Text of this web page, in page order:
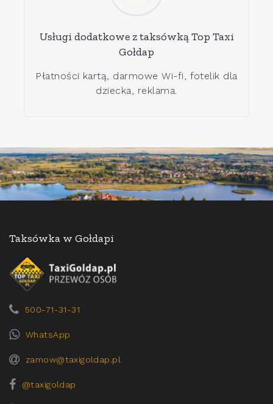
Usługi dodatkowe z taksówką Top Taxi
Gołdap
Płatności kartą, darmowe Wi-fi, fotelik dla
dziecka, reklama.
Taksówka w Gołdapi
500-71-31-31
WhatsApp
zamow@taxigoldap.pl
@taxigoldap